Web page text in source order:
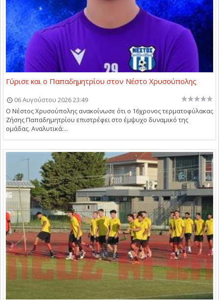
Γύρισε και ο Παπαδημητρίου στον Νέστο Χρυσούπολης
06 Αυγούστου 2026 23:49
Ο Νέστος Χρυσούπολης ανακοίνωσε ότι ο 16χρονος τερματοφύλακας
Ζήσης Παπαδημητρίου επιστρέφει στο έμψυχο δυναμικό της
ομάδας. Αναλυτικά:...